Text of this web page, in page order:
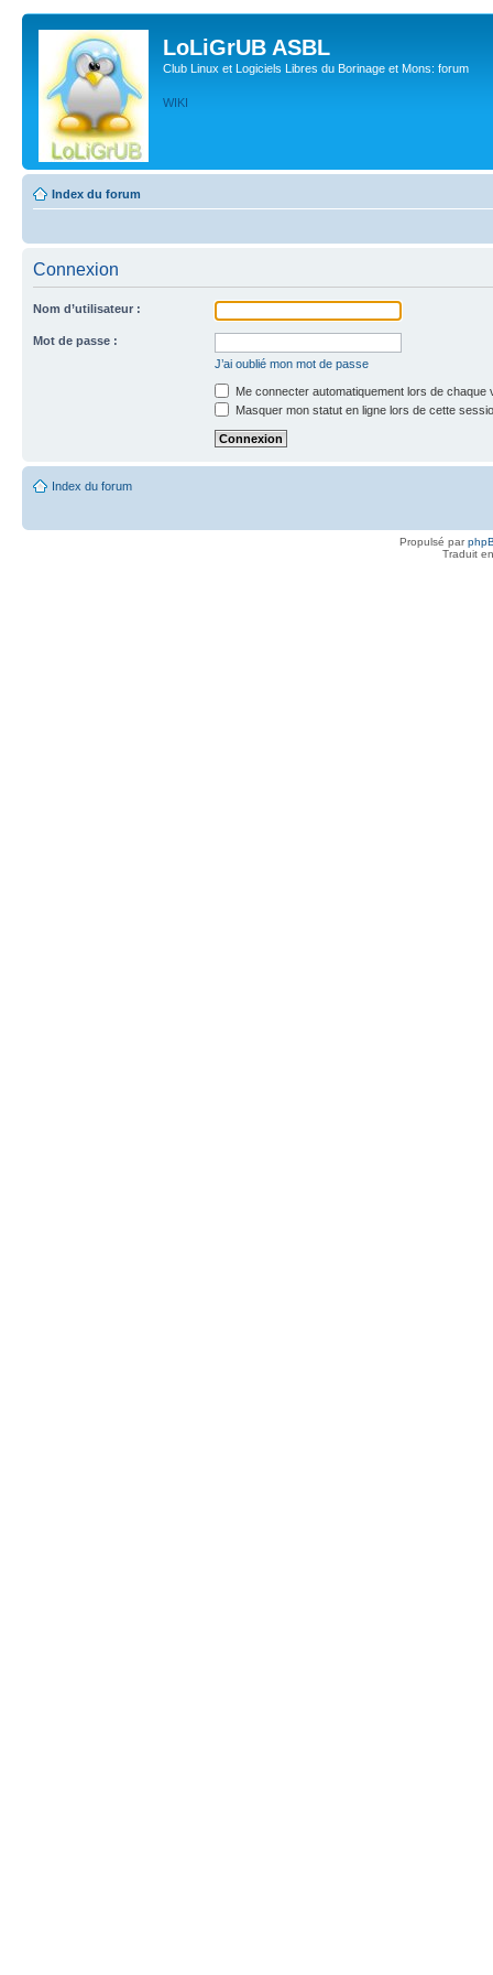
LoLiGrUB ASBL
Club Linux et Logiciels Libres du Borinage et Mons: forum
WIKI
Index du forum
Connexion
Nom d’utilisateur :
Mot de passe :
J’ai oublié mon mot de passe
Me connecter automatiquement lors de chaque
Masquer mon statut en ligne lors de cette
Index du forum
Propulsé par
Traduit